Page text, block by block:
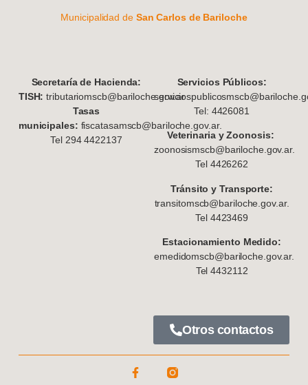
Municipalidad deSan Carlos de Bariloche
Secretaría de Hacienda:
TISH: tributariomscb@bariloche.gov.ar
Tasas
municipales: fiscatasamscb@bariloche.gov.ar.
Tel 294 4422137
Servicios Públicos:
Tel: 4426081
Veterinaria y Zoonosis:
zoonosismscb@bariloche.gov.ar.
Tel 4426262
Tránsito y Transporte:
transitomscb@bariloche.gov.ar.
Tel 4423469
Estacionamiento Medido:
emedidomscb@bariloche.gov.ar.
Tel 4432112
Otros contactos